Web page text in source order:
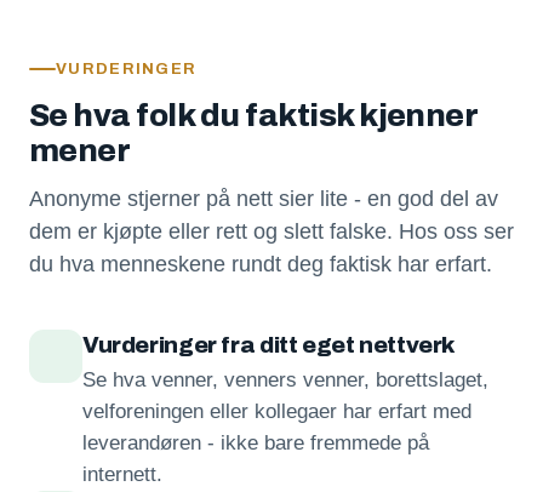
VURDERINGER
Se hva folk du faktisk kjenner
mener
Anonyme stjerner på nett sier lite - en god del av
dem er kjøpte eller rett og slett falske. Hos oss ser
du hva menneskene rundt deg faktisk har erfart.
Vurderinger fra ditt eget nettverk
Se hva venner, venners venner, borettslaget,
velforeningen eller kollegaer har erfart med
leverandøren - ikke bare fremmede på
internett.